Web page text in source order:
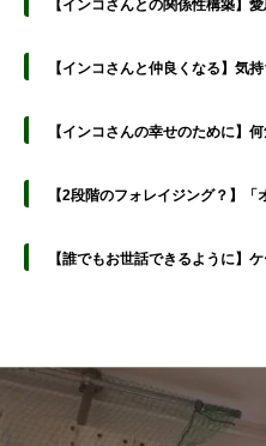
【インコさんとの関係性構築】
【インコさんと仲良くなる】気
【インコさんの幸せのために】
【2段階のフォレイジング？】
【誰でもお世話できるように】